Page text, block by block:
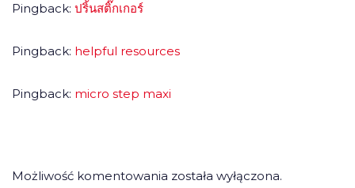
Pingback: ปริ้นสติ๊กเกอร์
Pingback: helpful resources
Pingback: micro step maxi
Możliwość komentowania została wyłączona.